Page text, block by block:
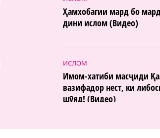
Ҳамхобагии мард бо
дини ислом (Видео)
ИСЛОМ
Имом-хатиби масҷиди
вазифадор нест, ки
шӯяд! (Видео)